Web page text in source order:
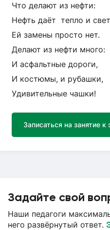
Что делают из нефти:
Нефть даёт тепло и
Ей замены просто нет.
Делают из нефти много:
И асфальтные дороги,
И костюмы, и рубашки,
Удивительные чашки!
Записаться на занятие к
Задайте свой
Наши педагоги
него развёрнутый ответ.